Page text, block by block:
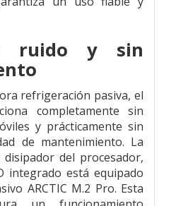
ruido y sin
refrigeración pasiva, el
completamente sin
y prácticamente sin
de mantenimiento. La
del procesador,
integrado está equipado
ARCTIC M.2 Pro. Esta